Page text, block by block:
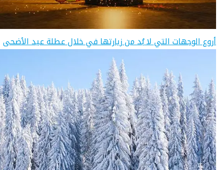
أروع الوجهات التي لا بُد من زيارتها في خلال عطلة عيد الأضحى